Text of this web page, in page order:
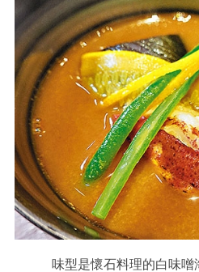
味型是懷石料理的白味